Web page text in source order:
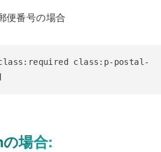
番号の場合
class:p-postal-
場合: